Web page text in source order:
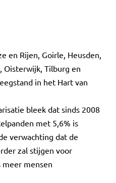
en Rijen, Goirle, Heusden,
Oisterwijk, Tilburg en
in het Hart van
bleek dat sinds 2008
met 5,6% is
verwachting dat de
zal stijgen voor
mensen